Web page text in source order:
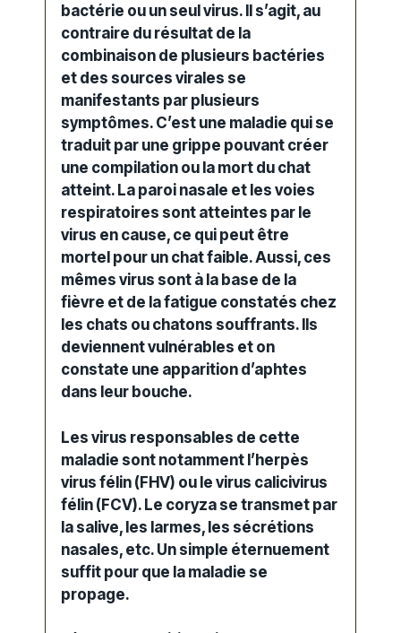
bactérie ou un seul virus. Il s’agit, au
contraire du résultat de la
combinaison de plusieurs bactéries
et des sources virales se
manifestants par plusieurs
symptômes. C’est une maladie qui se
traduit par une grippe pouvant créer
une compilation ou la mort du chat
atteint. La paroi nasale et les voies
respiratoires sont atteintes par le
virus en cause, ce qui peut être
mortel pour un chat faible. Aussi, ces
mêmes virus sont à la base de la
fièvre et de la fatigue constatés chez
les chats ou chatons souffrants. Ils
deviennent vulnérables et on
constate une apparition d’aphtes
dans leur bouche.
Les virus responsables de cette
maladie sont notamment l’herpès
virus félin (FHV) ou le virus calicivirus
félin (FCV). Le coryza se transmet par
la salive, les larmes, les sécrétions
nasales, etc. Un simple éternuement
suffit pour que la maladie se
propage.